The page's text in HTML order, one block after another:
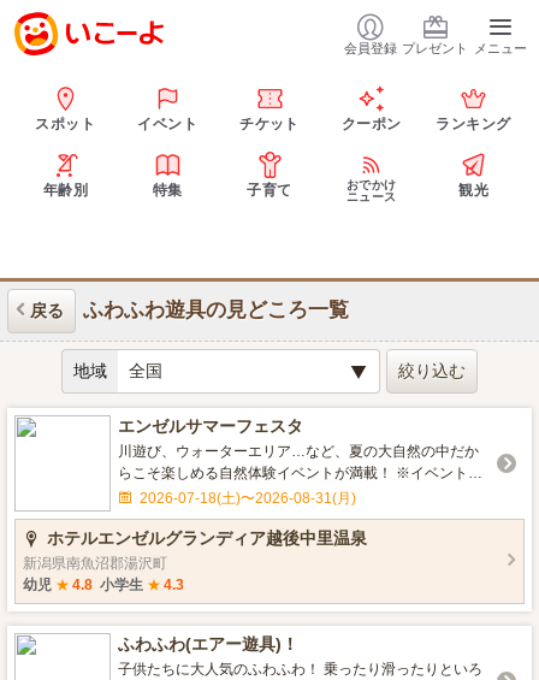
会員登録 プレゼント メニュー
スポット イベント チケット クーポン ランキング
年齢別 特集 子育て
おでかけ
ニュース
観光
戻る ふわふわ遊具の見どころ一覧
地域
エンゼルサマーフェスタ
川遊び、ウォーターエリア…など、夏の大自然の中だか
らこそ楽しめる自然体験イベントが満載！ ※イベントに
より期間が異なります。 ※天候などにより中止の場合も
ございます。 ★詳細はホテル公式サイトイベントページ
をご覧下さい★
2026-07-18(土)〜2026-08-31(月)
ホテルエンゼルグランディア越後中里温泉
新潟県南魚沼郡湯沢町
幼児 ★ 4.8 小学生 ★ 4.3
ふわふわ(エアー遊具)！
子供たちに大人気のふわふわ！ 乗ったり滑ったりといろ